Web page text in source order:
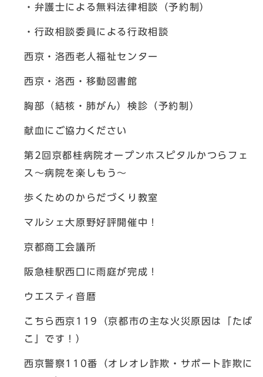
・弁護士による無料法律相談（予約制）
・行政相談委員による行政相談
西京・洛西老人福祉センター
西京・洛西・移動図書館
胸部（結核・肺がん）検診（予約制）
献血にご協力ください
第2回京都桂病院オープンホスピタルかつらフェ
ス～病院を楽しもう～
歩くためのからだづくり教室
マルシェ大原野好評開催中！
京都商工会議所
阪急桂駅西口に雨庭が完成！
ウエスティ音暦
こちら西京119（京都市の主な火災原因は「たば
こ」です！）
西京警察110番（オレオレ詐欺・サポート詐欺に